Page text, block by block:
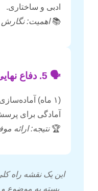
ادبی و ساختاری.
📚اهمیت:
🗣️ 5. دفاع نهایی
(۱ ماه)
آمادگی برای
🏆نتیجه: ارائه
این یک نقشه راه
بسته به موضوع و